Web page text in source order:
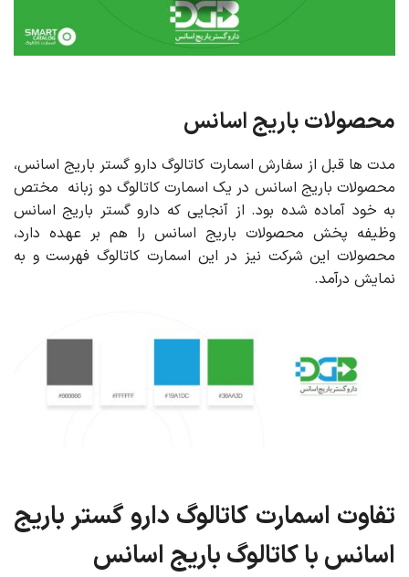
محصولات باریج اسانس
مدت ها قبل از سفارش اسمارت کاتالوگ دارو گستر باریج اسانس،
محصولات باریج اسانس در یک اسمارت کاتالوگ دو زبانه مختص
به خود آماده شده بود. از آنجایی که دارو گستر باریج اسانس
وظیفه پخش محصولات باریج اسانس را هم بر عهده دارد،
محصولات این شرکت نیز در این اسمارت کاتالوگ فهرست و به
نمایش درآمد.
تفاوت اسمارت کاتالوگ دارو گستر باریج
اسانس با کاتالوگ باریج اسانس